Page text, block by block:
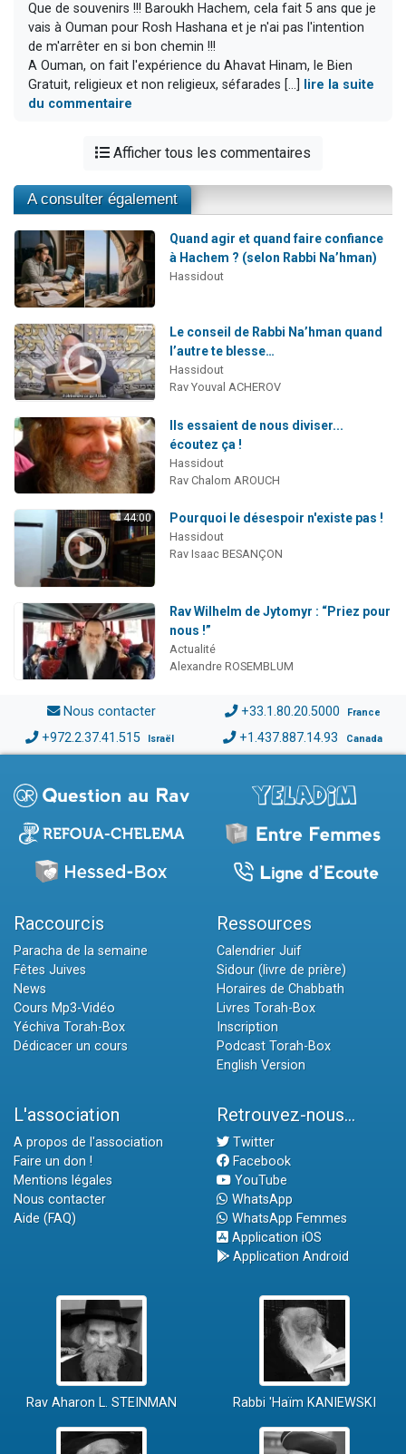
Que de souvenirs !!! Baroukh Hachem, cela fait 5 ans que je
vais à Ouman pour Rosh Hashana et je n'ai pas l'intention
de m'arrêter en si bon chemin !!!
A Ouman, on fait l'expérience du Ahavat Hinam, le Bien
Gratuit, religieux et non religieux, séfarades [...]
lire la suite
du commentaire
Afficher tous les commentaires
A consulter également
Quand agir et quand faire confiance
à Hachem ? (selon Rabbi Na’hman)
Hassidout
Le conseil de Rabbi Na’hman quand
l’autre te blesse…
Hassidout
Rav Youval ACHEROV
Ils essaient de nous diviser...
écoutez ça !
Hassidout
Rav Chalom AROUCH
44:00 Pourquoi le désespoir n'existe pas !
Hassidout
Rav Isaac BESANÇON
Rav Wilhelm de Jytomyr : “Priez pour
nous !”
Actualité
Alexandre ROSEMBLUM
Nous contacter +33.1.80.20.5000 France
+972.2.37.41.515 Israël +1.437.887.14.93 Canada
Raccourcis
Paracha de la semaine
Fêtes Juives
News
Cours Mp3-Vidéo
Yéchiva Torah-Box
Dédicacer un cours
Ressources
Calendrier Juif
Sidour (livre de prière)
Horaires de Chabbath
Livres Torah-Box
Inscription
Podcast Torah-Box
English Version
L'association
A propos de l'association
Faire un don !
Mentions légales
Nous contacter
Aide (FAQ)
Retrouvez-nous...
Twitter
Facebook
YouTube
WhatsApp
WhatsApp Femmes
Application iOS
Application Android
Rav Aharon L. STEINMAN Rabbi 'Haïm KANIEWSKI